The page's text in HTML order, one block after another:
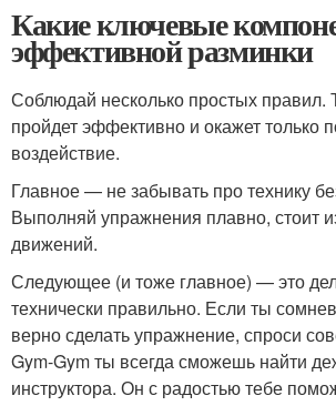
Какие ключевые
эффективной разминки
Соблюдай несколько простых правил.
пройдет эффективно и окажет только
воздействие.
Главное — не забывать про технику
Выполняй упражнения плавно, стоит
движений.
Следующее (и тоже главное) — это
технически правильно. Если ты
верно сделать упражнение, спроси
Gym-Gym ты всегда сможешь найти
инструктора. Он с радостью тебе